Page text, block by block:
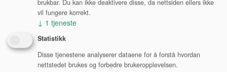
brukbar. Du kan ikke deaktivere disse, da nettsiden ellers ikke
vil fungere korrekt.
↓ 1 tjeneste
Statistikk
Disse tjenestene analyserer dataene for å forstå hvordan
nettstedet brukes og forbedre brukeropplevelsen.